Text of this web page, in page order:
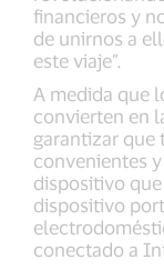
financieros y
de unirnos a
este viaje”.
A medida que
convierten en
garantizar que
convenientes
dispositivo que
dispositivo
conectado a